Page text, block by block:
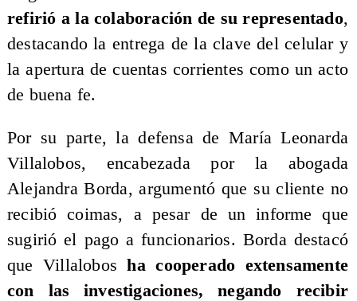
refirió a la colaboración de su representado,
destacando la entrega de la clave del celular y
la apertura de cuentas corrientes como un acto
de buena fe.
Por su parte, la defensa de María Leonarda
Villalobos, encabezada por la abogada
Alejandra Borda, argumentó que su cliente no
recibió coimas, a pesar de un informe que
sugirió el pago a funcionarios. Borda destacó
que Villalobos ha cooperado extensamente
con las investigaciones, negando recibir